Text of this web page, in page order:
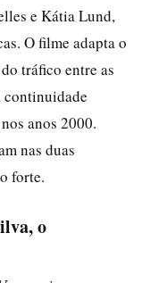
e Kátia Lund,
O filme adapta o
tráfico entre as
continuidade
anos 2000.
nas duas
forte.
o